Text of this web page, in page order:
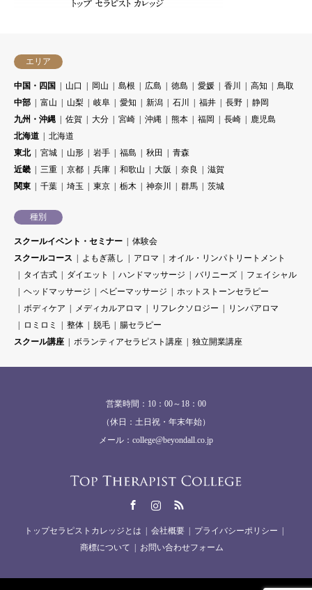
エリア
中国・四国 山口 岡山 島根 広島 徳島 愛媛 香川 高知
鳥取
中部
富山 山梨 岐阜 愛知 新潟 石川 福井 長野
静岡
九州・沖縄
佐賀 大分 宮崎 沖縄 熊本 福岡 長崎
鹿児島
北海道
北海道
東北
宮城 山形 岩手 福島 秋田
青森
近畿
三重 京都 兵庫 和歌山 大阪 奈良
滋賀
関東
千葉 埼玉 東京 栃木 神奈川 群馬 茨城
種別
スクールイベント・セミナー
体験会
スクールコース
よもぎ蒸し アロマ
オイル・リンパトリートメント
タイ古式
ダイエット ハンドマッサージ バリニーズ
フェイシャル
ヘッドマッサージ
ベビーマッサージ
ホットストーンセラピー
ボディケア
メディカルアロマ リフレクソロジー
リンパアロマ
ロミロミ
整体 脱毛
腸セラピー
スクール講座
ボランティアセラピスト講座 独立開業講座
営業時間：10：00～18：00
（休日：土日祝・年末年始）
メール：college@beyondall.co.jp
トップセラピストカレッジとは 会社概要
プライバシーポリシー
商標について
お問い合わせフォーム